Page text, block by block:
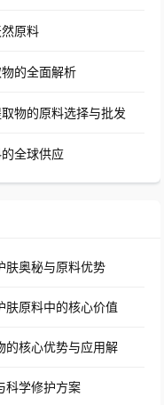
原料
的全面解析
物的原料选择与批发
全球供应
肤奥秘与原料优势
肤原料中的核心价值
的核心优势与应用解
科学修护方案